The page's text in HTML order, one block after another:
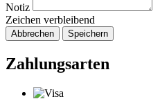
Notiz
Zeichen verbleibend
Abbrechen Speichern
Zahlungsarten